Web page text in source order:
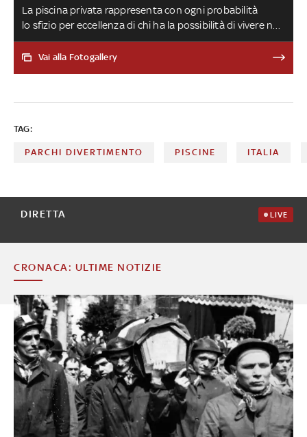
La piscina privata rappresenta con ogni probabilità
lo sfizio per eccellenza di chi ha la possibilità di vivere nel
lusso, oltre al sogno di milioni di persone che non
possono contare su conti in banca a sei zeri. Curiosiamo
Vai alla Fotogallery
TAG:
PARCHI DIVERTIMENTO PISCINE ITALIA
DIRETTA LIVE
CRONACA: ULTIME NOTIZIE